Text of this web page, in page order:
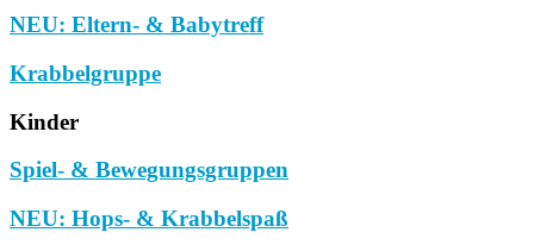
NEU: Eltern- & Babytreff
Krabbelgruppe
Kinder
Spiel- & Bewegungsgruppen
NEU: Hops- & Krabbelspaß